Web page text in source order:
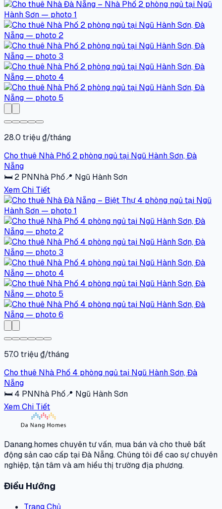
28.0 triệu ₫/tháng
Cho thuê Nhà Phố 2 phòng ngủ tại Ngũ Hành Sơn, Đà
Nẵng
🛏 2 PNNhà Phố📍 Ngũ Hành Sơn
Xem Chi Tiết
57.0 triệu ₫/tháng
Cho thuê Nhà Phố 4 phòng ngủ tại Ngũ Hành Sơn, Đà
Nẵng
🛏 4 PNNhà Phố📍 Ngũ Hành Sơn
Xem Chi Tiết
Danang.homes chuyên tư vấn, mua bán và cho thuê bất
động sản cao cấp tại Đà Nẵng. Chúng tôi đề cao sự chuyên
nghiệp, tận tâm và am hiểu thị trường địa phương.
Điều Hướng
Trang Chủ